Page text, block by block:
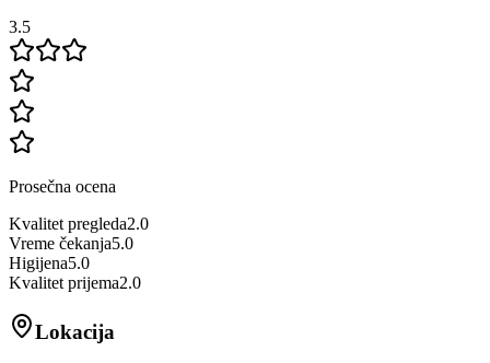
3.5
Prosečna ocena
Kvalitet pregleda2.0
Vreme čekanja5.0
Higijena5.0
Kvalitet prijema2.0
Lokacija